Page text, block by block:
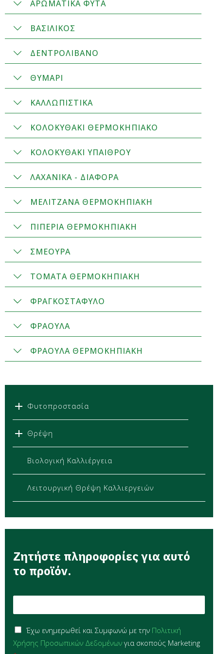
ΑΡΩΜΑΤΙΚΑ ΦΥΤΑ
ΒΑΣΙΛΙΚΟΣ
ΔΕΝΤΡΟΛΙΒΑΝΟ
ΘΥΜΑΡΙ
ΚΑΛΛΩΠΙΣΤΙΚΑ
ΚΟΛΟΚΥΘΑΚΙ ΘΕΡΜΟΚΗΠΙΑΚΟ
ΚΟΛΟΚΥΘΑΚΙ ΥΠΑΙΘΡΟΥ
ΛΑΧΑΝΙΚΑ - ΔΙΑΦΟΡΑ
ΜΕΛΙΤΖΑΝΑ ΘΕΡΜΟΚΗΠΙΑΚΗ
ΠΙΠΕΡΙΑ ΘΕΡΜΟΚΗΠΙΑΚΗ
ΣΜΕΟΥΡΑ
ΤΟΜΑΤΑ ΘΕΡΜΟΚΗΠΙΑΚΗ
ΦΡΑΓΚΟΣΤΑΦΥΛΟ
ΦΡΑΟΥΛΑ
ΦΡΑΟΥΛΑ ΘΕΡΜΟΚΗΠΙΑΚΗ
Φυτοπροστασία
Θρέψη
Βιολογική Καλλιέργεια
Λειτουργική Θρέψη Καλλιεργειών
Ζητήστε πληροφορίες για αυτό
το προϊόν.
E
i
l
*
G
D
P
Έχω ενημερωθεί και Συμφωνώ με την Πολιτική
Χρήσης Προσωπικών Δεδομένωνγια σκοπούς Marketing